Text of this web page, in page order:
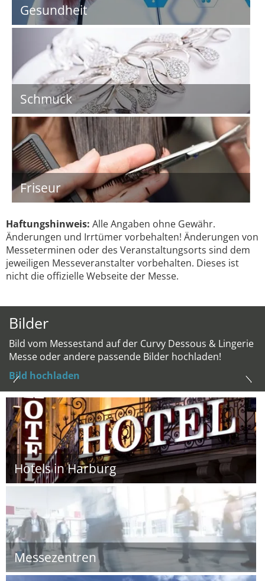
Gesundheit
Schmuck
Friseur
Haftungshinweis: Alle Angaben ohne Gewähr.
Änderungen und Irrtümer vorbehalten! Änderungen von
Messeterminen oder des Veranstaltungsorts sind dem
jeweiligen Messeveranstalter vorbehalten. Dieses ist
nicht die offizielle Webseite der Messe.
Bilder
Bild vom Messestand auf der Curvy Dessous & Lingerie
Messe oder andere passende Bilder hochladen!
Bild hochladen
Hotels in Harburg
Messezentren